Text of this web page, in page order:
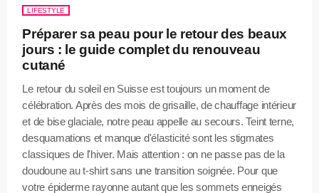
LIFESTYLE
Préparer sa peau pour le retour des beaux
jours : le guide complet du renouveau
cutané
Le retour du soleil en Suisse est toujours un moment de
célébration. Après des mois de grisaille, de chauffage intérieur
et de bise glaciale, notre peau appelle au secours. Teint terne,
desquamations et manque d'élasticité sont les stigmates
classiques de l'hiver. Mais attention : on ne passe pas de la
doudoune au t-shirt sans une transition soignée. Pour que
votre épiderme rayonne autant que les sommets enneigés